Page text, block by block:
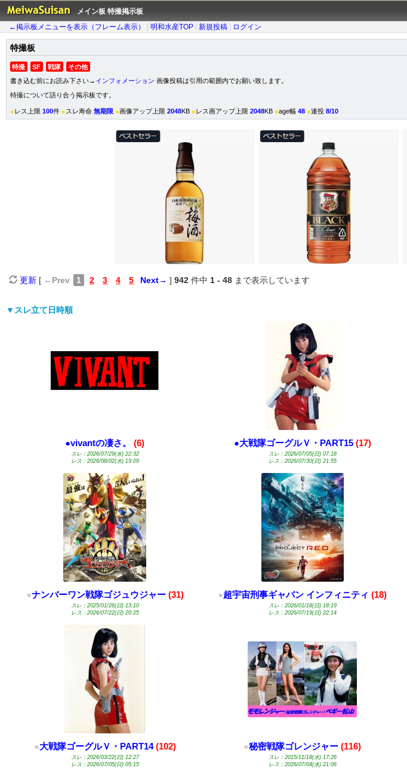
メイン板 特撮掲示板
←掲示板メニューを表示（フレーム表示）
明和水産TOP 新規投稿 ログイン
特撮板
特撮 SF 戦隊
その他
書き込む前にお読み下さい→ インフォメーション 画像投稿は引用の範囲内でお願い致します。
特撮について語り合う掲示板です。
●レス上限 100件 ●スレ寿命 無期限 ●画像アップ上限 2048KB ●レス画アップ上限 2048KB ●age幅 48 ●連投 8/10
更新 [ ← Prev 1 2 3 4 5 Next→ ] 942 件中 1 - 48 まで表示しています
▼スレ立て日時順
●vivantの凄さ。 (6)
スレ：2026/07/29(水) 22:32
レス：2026/08/02(水) 19:09
●大戦隊ゴーグルＶ・PART15 (17)
スレ：2026/07/05(日) 07:18
レス：2026/07/30(日) 21:55
●ナンバーワン戦隊ゴジュウジャー (31)
スレ：2025/01/26(日) 13:10
レス：2026/07/22(日) 20:25
●超宇宙刑事ギャバン インフィニティ (18)
スレ：2026/01/18(日) 18:19
レス：2026/07/19(日) 22:14
●大戦隊ゴーグルＶ・PART14 (102)
スレ：2026/03/22(日) 12:27
レス：2026/07/05(日) 05:15
●秘密戦隊ゴレンジャー (116)
スレ：2015/11/18(水) 17:26
レス：2026/07/04(水) 21:06